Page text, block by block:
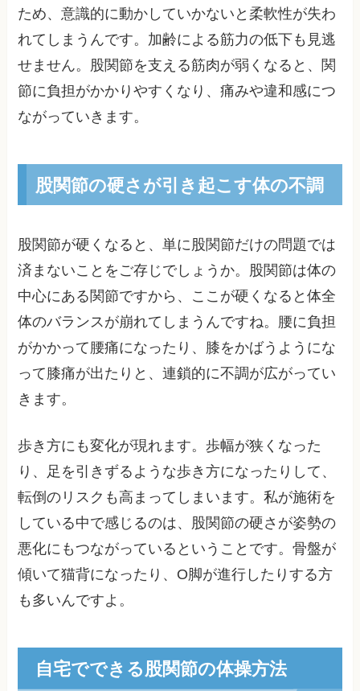
ため、意識的に動かしていかないと柔軟性が失わ
れてしまうんです。加齢による筋力の低下も見逃
せません。股関節を支える筋肉が弱くなると、関
節に負担がかかりやすくなり、痛みや違和感につ
ながっていきます。
股関節の硬さが引き起こす体の不調
股関節が硬くなると、単に股関節だけの問題では
済まないことをご存じでしょうか。股関節は体の
中心にある関節ですから、ここが硬くなると体全
体のバランスが崩れてしまうんですね。腰に負担
がかかって腰痛になったり、膝をかばうようにな
って膝痛が出たりと、連鎖的に不調が広がってい
きます。
歩き方にも変化が現れます。歩幅が狭くなった
り、足を引きずるような歩き方になったりして、
転倒のリスクも高まってしまいます。私が施術を
している中で感じるのは、股関節の硬さが姿勢の
悪化にもつながっているということです。骨盤が
傾いて猫背になったり、O脚が進行したりする方
も多いんですよ。
自宅でできる股関節の体操方法